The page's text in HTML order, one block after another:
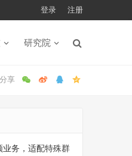
登录 注册
研究院
业务，适配特殊群